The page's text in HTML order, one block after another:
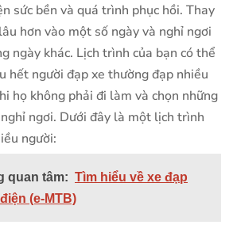
sức bền và quá trình phục hồi. Thay
hơn vào một số ngày và nghỉ ngơi
ngày khác. Lịch trình của bạn có thể
hết người đạp xe thường đạp nhiều
họ không phải đi làm và chọn những
ngơi. Dưới đây là một lịch trình
người:
quan tâm: Tìm hiểu về xe đạp
(e-MTB)